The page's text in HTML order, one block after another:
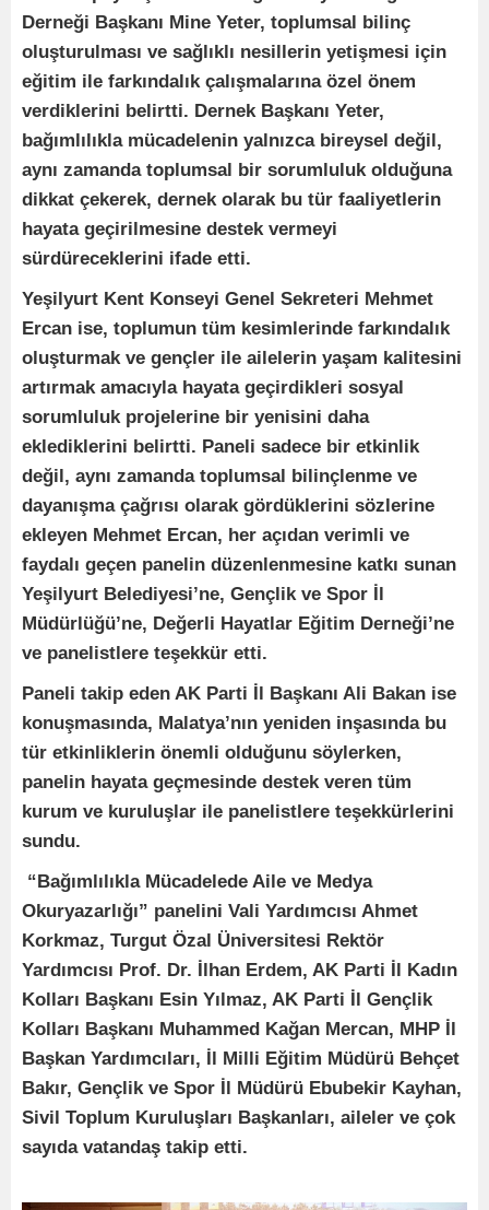
Derneği Başkanı Mine Yeter, toplumsal bilinç
oluşturulması ve sağlıklı nesillerin yetişmesi için
eğitim ile farkındalık çalışmalarına özel önem
verdiklerini belirtti. Dernek Başkanı Yeter,
bağımlılıkla mücadelenin yalnızca bireysel değil,
aynı zamanda toplumsal bir sorumluluk olduğuna
dikkat çekerek, dernek olarak bu tür faaliyetlerin
hayata geçirilmesine destek vermeyi
sürdüreceklerini ifade etti.
Yeşilyurt Kent Konseyi Genel Sekreteri Mehmet
Ercan ise, toplumun tüm kesimlerinde farkındalık
oluşturmak ve gençler ile ailelerin yaşam kalitesini
artırmak amacıyla hayata geçirdikleri sosyal
sorumluluk projelerine bir yenisini daha
eklediklerini belirtti. Paneli sadece bir etkinlik
değil, aynı zamanda toplumsal bilinçlenme ve
dayanışma çağrısı olarak gördüklerini sözlerine
ekleyen Mehmet Ercan, her açıdan verimli ve
faydalı geçen panelin düzenlenmesine katkı sunan
Yeşilyurt Belediyesi’ne, Gençlik ve Spor İl
Müdürlüğü’ne, Değerli Hayatlar Eğitim Derneği’ne
ve panelistlere teşekkür etti.
Paneli takip eden AK Parti İl Başkanı Ali Bakan ise
konuşmasında, Malatya’nın yeniden inşasında bu
tür etkinliklerin önemli olduğunu söylerken,
panelin hayata geçmesinde destek veren tüm
kurum ve kuruluşlar ile panelistlere teşekkürlerini
sundu.
“Bağımlılıkla Mücadelede Aile ve Medya
Okuryazarlığı” panelini Vali Yardımcısı Ahmet
Korkmaz, Turgut Özal Üniversitesi Rektör
Yardımcısı Prof. Dr. İlhan Erdem, AK Parti İl Kadın
Kolları Başkanı Esin Yılmaz, AK Parti İl Gençlik
Kolları Başkanı Muhammed Kağan Mercan, MHP İl
Başkan Yardımcıları, İl Milli Eğitim Müdürü Behçet
Bakır, Gençlik ve Spor İl Müdürü Ebubekir Kayhan,
Sivil Toplum Kuruluşları Başkanları, aileler ve çok
sayıda vatandaş takip etti.